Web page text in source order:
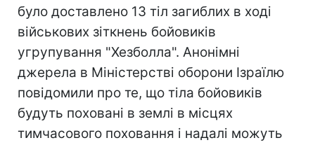
було доставлено 13 тіл загиблих в ході
військових зіткнень бойовиків
угрупування "Хезболла". Анонімні
джерела в Міністерстві оборони Ізраїлю
повідомили про те, що тіла бойовиків
будуть поховані в землі в місцях
тимчасового поховання і надалі можуть